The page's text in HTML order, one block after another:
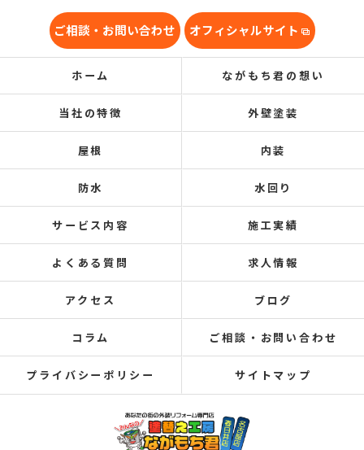
ご相談・お問い合わせ オフィシャルサイト
ホーム ながもち君の想い
当社の特徴 外壁塗装
屋根 内装
防水 水回り
サービス内容 施工実績
よくある質問 求人情報
アクセス ブログ
コラム ご相談・お問い合わせ
プライバシーポリシー サイトマップ